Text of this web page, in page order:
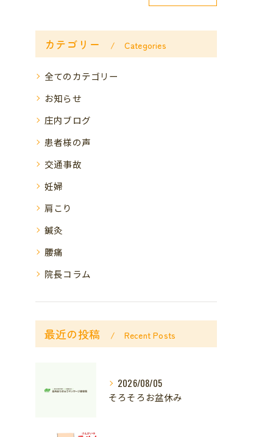
カテゴリー Categories
全てのカテゴリー
お知らせ
庄内ブログ
患者様の声
交通事故
妊婦
肩こり
鍼灸
腰痛
院長コラム
最近の投稿 Recent Posts
2026/08/05
そろそろお盆休み